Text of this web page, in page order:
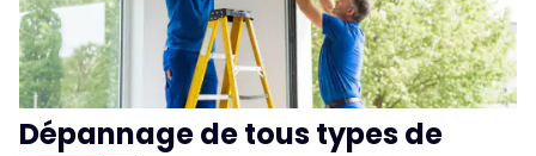
Dépannage de tous types de